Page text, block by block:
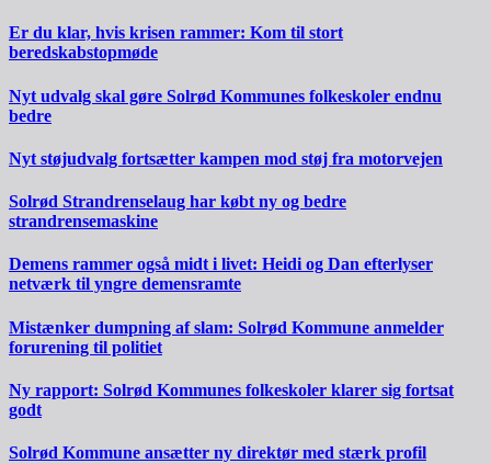
Er du klar, hvis krisen rammer: Kom til stort
beredskabstopmøde
Nyt udvalg skal gøre Solrød Kommunes folkeskoler endnu
bedre
Nyt støjudvalg fortsætter kampen mod støj fra motorvejen
Solrød Strandrenselaug har købt ny og bedre
strandrensemaskine
Demens rammer også midt i livet: Heidi og Dan efterlyser
netværk til yngre demensramte
Mistænker dumpning af slam: Solrød Kommune anmelder
forurening til politiet
Ny rapport: Solrød Kommunes folkeskoler klarer sig fortsat
godt
Solrød Kommune ansætter ny direktør med stærk profil